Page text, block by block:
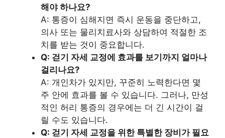
해야 하나요?
A: 통증이 심해지면 즉시 운동을 중단하고,
의사 또는 물리치료사와 상담하여 적절한 조
치를 받는 것이 중요합니다.
Q: 걷기 자세 교정에 효과를 보기까지 얼마나
걸리나요?
A: 개인차가 있지만, 꾸준히 노력한다면 몇
주 안에 효과를 볼 수 있습니다. 그러나, 만성
적인 허리 통증의 경우에는 더 긴 시간이 걸
릴 수도 있습니다.
Q: 걷기 자세 교정을 위한 특별한 장비가 필요